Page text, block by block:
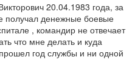
20.04.1983 года, за
получал денежные боевые
, командир не отвечает
что мне делать и куда
год службы и ни одной